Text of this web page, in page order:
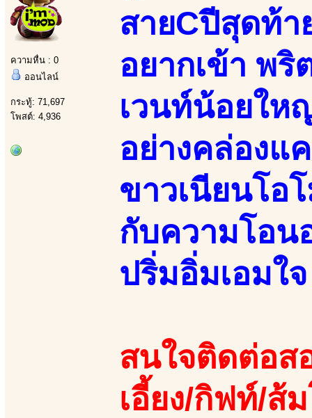
ความหื่น : 0
ออนไลน์
กระทู้: 71,697
โพสต์: 4,936
สายCปีสุดท้
อยากเข้า พริ
เวนท์น้อยให
อย่างคล่องแ
ขาวเนียนโอ
กับความโอน
ปริ่มอิ่มเอมใจ
สนใจติดต่อส
เอี้ยง/กิฟท์/ส้